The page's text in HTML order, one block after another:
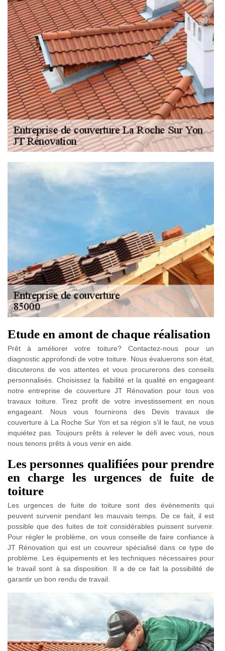
Etude en amont de chaque réalisation
Prêt à améliorer votre toiture? Contactez-nous pour un
diagnostic approfondi de votre toiture. Nous évaluerons son état,
discuterons de vos attentes et vous procurerons des conseils
personnalisés. Choisissez la fiabilité et la qualité en engageant
notre entreprise de couverture JT Rénovation pour tous vos
travaux toiture. Tirez profit de votre investissement en nous
engageant. Nous vous fournirons des Devis travaux de
couverture à La Roche Sur Yon et sa région s’il le faut, ne vous
inquiétez pas. Toujours prêts à relever le défi avec vous, nous
nous tenons prêts à vous venir en aide.
Les personnes qualifiées pour prendre
en charge les urgences de fuite de
toiture
Les urgences de fuite de toiture sont des évènements qui
peuvent survenir pendant les mauvais temps. De ce fait, il est
possible que des fuites de toit considérables puissent survenir.
Pour régler le problème, on vous conseille de faire confiance à
JT Rénovation qui est un couvreur spécialisé dans ce type de
problème. Les équipements et les techniques nécessaires pour
le travail sont à sa disposition. Il a de ce fait la possibilité de
garantir un bon rendu de travail.